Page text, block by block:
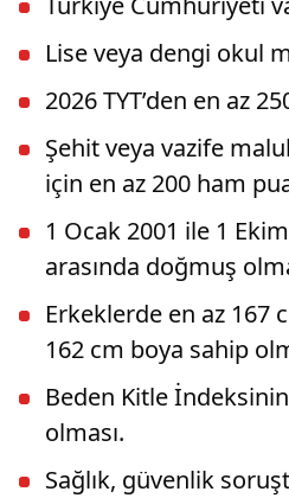
Lise veya dengi okul
2026 TYT’den en az
Şehit veya vazife
için en az 200 ham
1 Ocak 2001 ile 1
arasında doğmuş
Erkeklerde en az 167
162 cm boya sahip
Beden Kitle
olması.
Sağlık, güvenlik